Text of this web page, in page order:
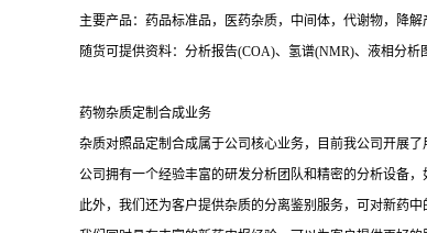
主要产品：药品标准品，医药杂质，中间体，代谢物，降
随货可提供资料：分析报告(COA)、氢谱(NMR)、液相分析
药物杂质定制合成业务
杂质对照品定制合成属于公司核心业务，目前我公司开展
公司拥有一个经验丰富的研发分析团队和精密的分析设备
此外，我们还为客户提供杂质的分离鉴别服务，可对新药